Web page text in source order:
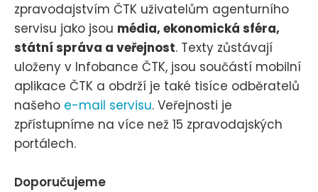
zpravodajstvím ČTK uživatelům agenturního
servisu jako jsou média, ekonomická sféra,
státní správa a veřejnost. Texty zůstávají
uloženy v Infobance ČTK, jsou součástí mobilní
aplikace ČTK a obdrží je také tisíce odběratelů
našeho e-mail servisu. Veřejnosti je
zpřístupníme na více než 15 zpravodajských
portálech.
Doporučujeme